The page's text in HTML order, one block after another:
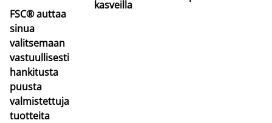
FSC® auttaa
sinua
valitsemaan
vastuullisesti
hankitusta
puusta
valmistettuja
tuotteita
kasveilla